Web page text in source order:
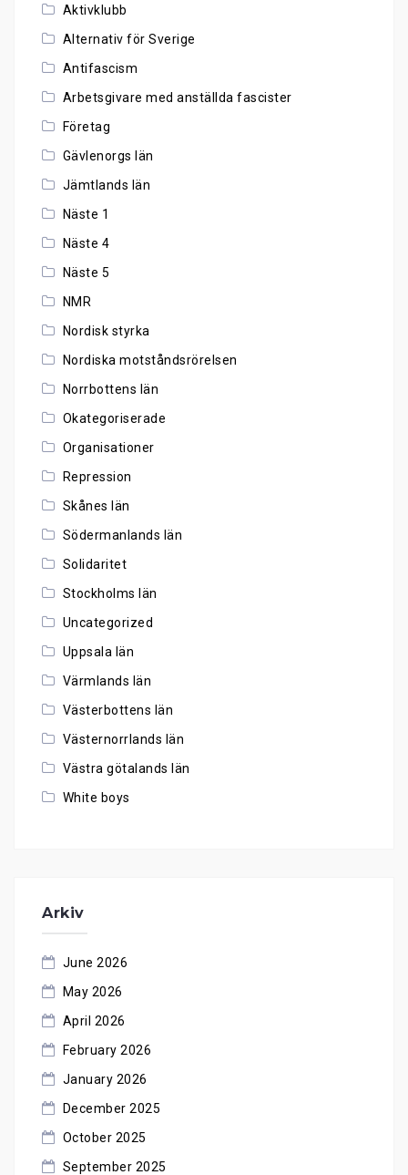
Aktivklubb
Alternativ för Sverige
Antifascism
Arbetsgivare med anställda fascister
Företag
Gävlenorgs län
Jämtlands län
Näste 1
Näste 4
Näste 5
NMR
Nordisk styrka
Nordiska motståndsrörelsen
Norrbottens län
Okategoriserade
Organisationer
Repression
Skånes län
Södermanlands län
Solidaritet
Stockholms län
Uncategorized
Uppsala län
Värmlands län
Västerbottens län
Västernorrlands län
Västra götalands län
White boys
Arkiv
June 2026
May 2026
April 2026
February 2026
January 2026
December 2025
October 2025
September 2025